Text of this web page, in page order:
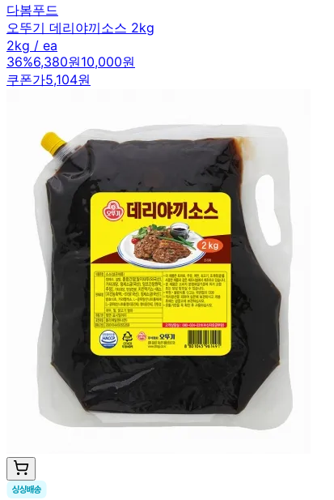
다봄푸드
오뚜기 데리야끼소스 2kg
2kg / ea
36%6,380원10,000원
쿠폰가5,104원